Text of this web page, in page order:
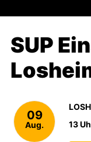
SUP
09
Aug.
2026
13